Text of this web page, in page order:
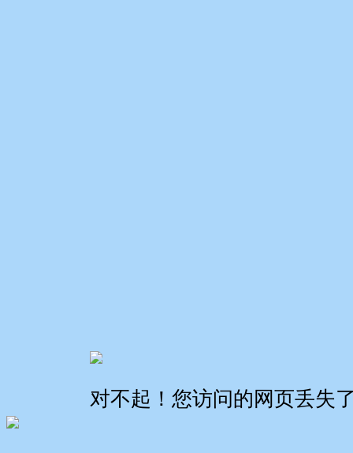
对不起！您访问的网页丢失